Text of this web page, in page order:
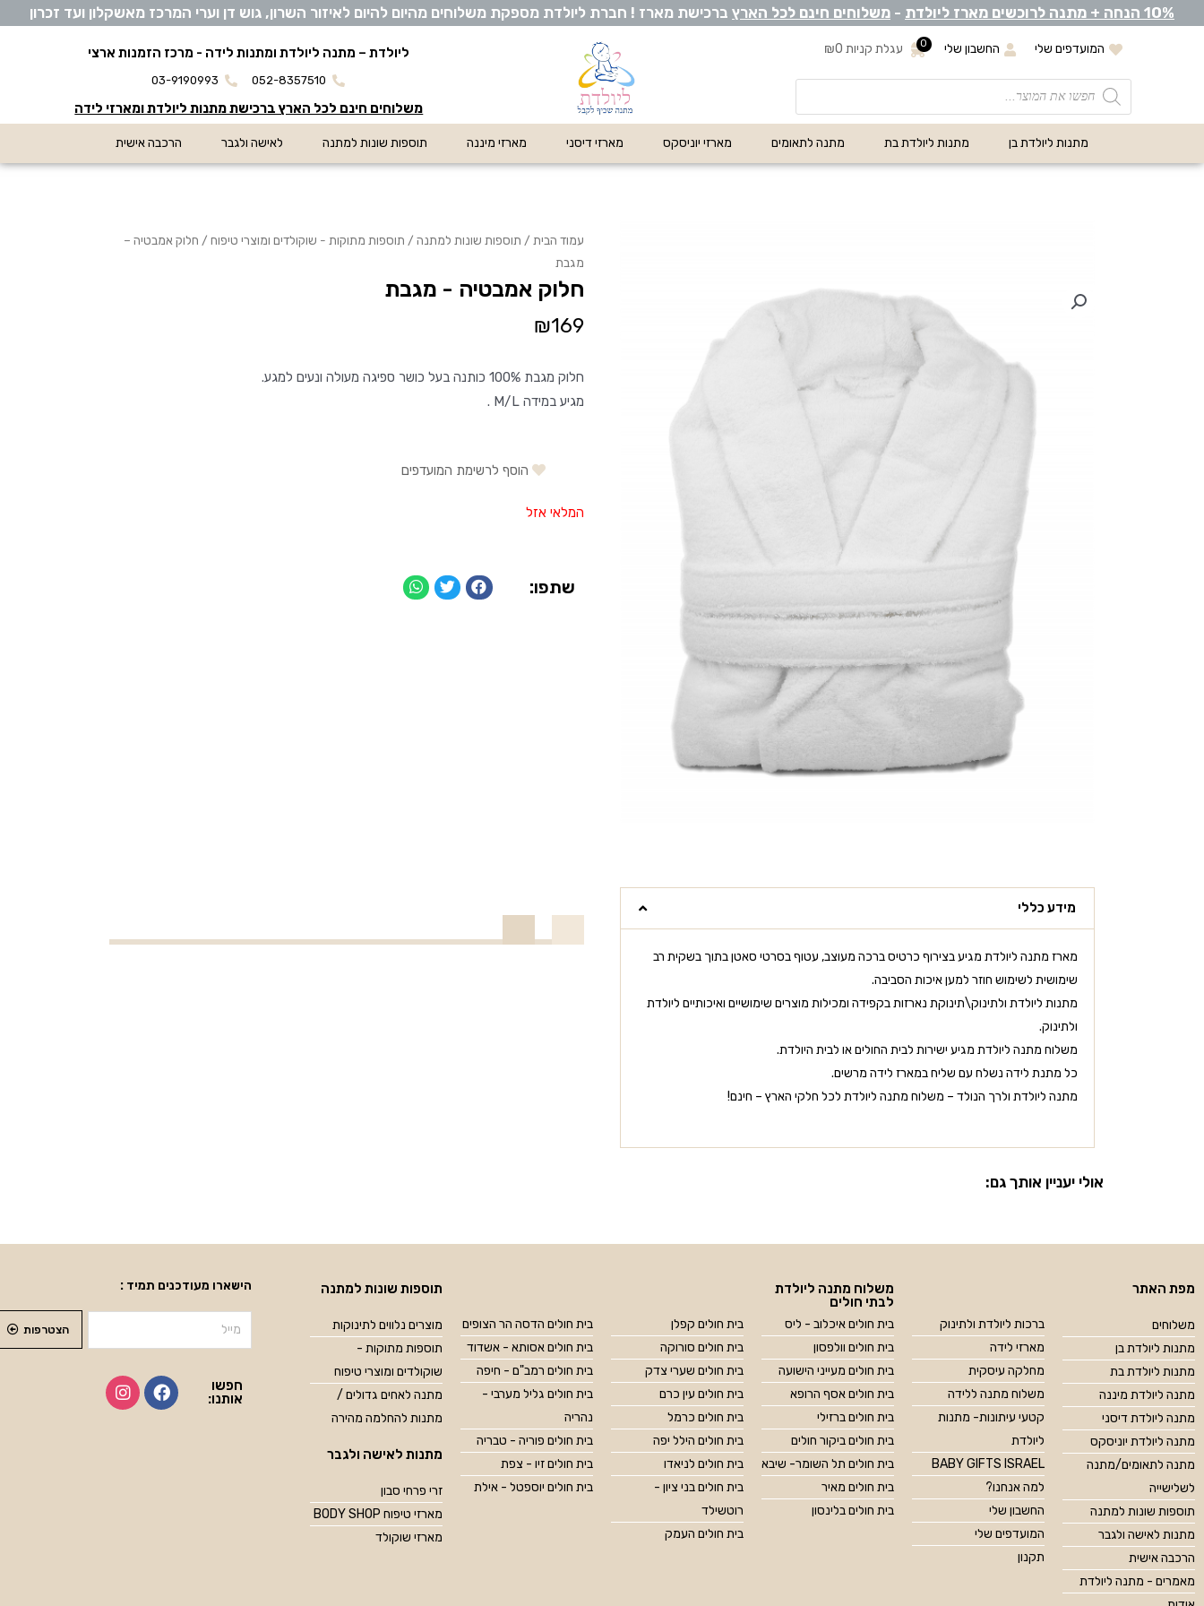
10% הנחה + מתנה לרוכשים מארז ליולדת - משלוחים חינם לכל הארץ ברכישת מארז ! חברת ליולדת מספקת משלוחים מהיום להיום לאיזור השרון, גוש דן וערי המרכז מאשקלון ועד זכרון
המועדפים שלי החשבון שלי עגלת קניות ₪0 0
ליולדת – מתנה ליולדת ומתנות לידה - מרכז הזמנות ארצי
052-8357510
03-9190993
משלוחים חינם לכל הארץ ברכישת מתנות ליולדת ומארזי לידה
מתנות ליולדת בן מתנות ליולדת בת מתנה לתאומים מארזי יוניסקס מארזי דיסני מארזי מיננה תוספות שונות למתנה לאישה ולגבר הרכבה אישית
עמוד הבית / תוספות שונות למתנה / תוספות מתוקות - שוקולדים ומוצרי טיפוח / חלוק אמבטיה –
מגבת
חלוק אמבטיה - מגבת
₪169
חלוק מגבת 100% כותנה בעל כושר ספיגה מעולה ונעים למגע.
מגיע במידה M/L .
הוסף לרשימת המועדפים
המלאי אזל
שתפו:
מידע כללי
מארז מתנה ליולדת מגיע בצירוף כרטיס ברכה מעוצב, עטוף בסרטי סאטן בתוך בשקית רב
שימושית לשימוש חוזר למען איכות הסביבה.
מתנות ליולדת ולתינוק\תינוקת נארזות בקפידה ומכילות מוצרים שימושיים ואיכותיים ליולדת
ולתינוק.
משלוח מתנה ליולדת מגיע ישירות לבית החולים או לבית היולדת.
כל מתנת לידה נשלח עם שליח במארז לידה מרשים.
מתנה ליולדת ולרך הנולד – משלוח מתנה ליולדת לכל חלקי הארץ – חינם!
אולי יעניין אותך גם:
מפת האתר
משלוחים
מתנות ליולדת בן
מתנות ליולדת בת
מתנה ליולדת מיננה
מתנה ליולדת דיסני
מתנה ליולדת יוניסקס
מתנה לתאומים/מתנה
לשלישייה
תוספות שונות למתנה
מתנות לאישה ולגבר
הרכבה אישית
מאמרים - מתנה ליולדת
ברכות ליולדת ולתינוק
מארזי לידה
מחלקה עיסקית
משלוח מתנה ללידה
קטעי עיתונות- מתנות
ליולדת
BABY GIFTS ISRAEL
למה אנחנו?
החשבון שלי
המועדפים שלי
תקנון
משלוח מתנה ליולדת
לבתי חולים
בית חולים איכלוב - ליס
בית חולים וולפסון
בית חולים מעייני הישועה
בית חולים אסף הרופא
בית חולים ברזילי
בית חולים ביקור חולים
בית חולים תל השומר- שיבא
בית חולים מאיר
בית חולים בלינסון
בית חולים קפלן
בית חולים סורוקה
בית חולים שערי צדק
בית חולים עין כרם
בית חולים כרמל
בית חולים הילל יפה
בית חולים לניאדו
בית חולים בני ציון -
רוטשילד
בית חולים העמק
בית חולים הדסה הר הצופים
בית חולים אסותא - אשדוד
בית חולים רמב"ם - חיפה
בית חולים גליל מערבי -
נהריה
בית חולים פוריה - טבריה
בית חולים זיו - צפת
בית חולים יוספטל - אילת
תוספות שונות למתנה
מוצרים נלווים לתינוקות
תוספות מתוקות -
שוקולדים ומוצרי טיפוח
מתנה לאחים גדולים /
מתנות להחלמה מהירה
מתנות לאישה ולגבר
זרי פרחי סבון
מארזי טיפוח BODY SHOP
מארזי שוקולד
הישארו מעודכנים תמיד :
הצטרפות
חפשו
אותנו: